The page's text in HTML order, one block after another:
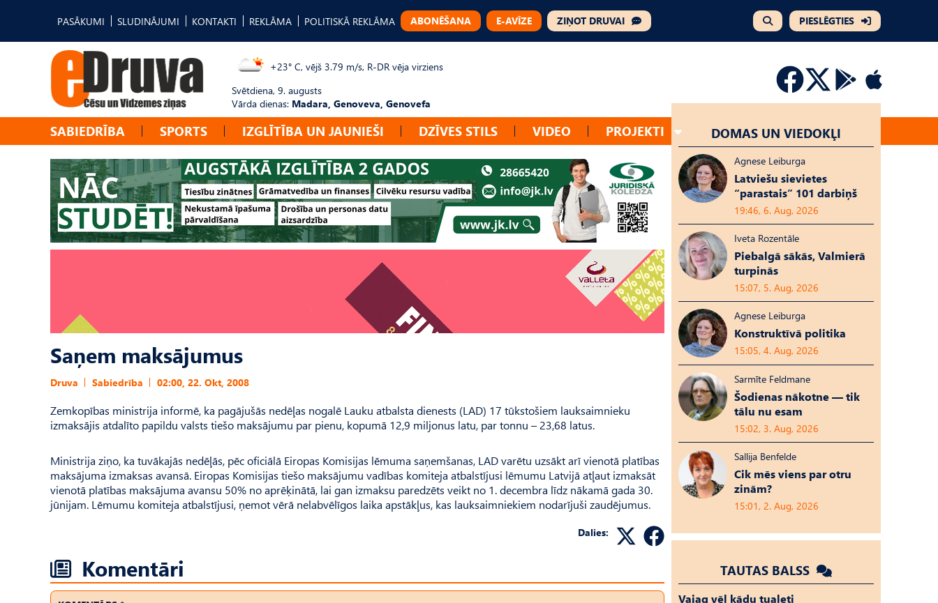
PASĀKUMI SLUDINĀJUMI KONTAKTI REKLĀMA POLITISKĀ REKLĀMA ABONĒŠANA E-AVĪZE ZIŅOT DRUVAI PIESLĒGTIES
+23° C, vējš 3.79 m/s, R-DR vēja virziens
Svētdiena, 9. augusts
Vārda dienas: Madara, Genoveva, Genovefa
SABIEDRĪBA SPORTS IZGLĪTĪBA UN JAUNIEŠI DZĪVES STILS VIDEO PROJEKTI
Saņem maksājumus
Druva Sabiedrība 02:00, 22. Okt, 2008
Zemkopības ministrija informē, ka pagājušās nedēļas nogalē Lauku atbalsta dienests (LAD) 17 tūkstošiem lauksaimnieku
izmaksājis atdalīto papildu valsts tiešo maksājumu par pienu, kopumā 12,9 miljonus latu, par tonnu – 23,68 latus.
Ministrija ziņo, ka tuvākajās nedēļās, pēc oficiālā Eiropas Komisijas lēmuma saņemšanas, LAD varētu uzsākt arī vienotā platības
maksājuma izmaksas avansā. Eiropas Komisijas tiešo maksājumu vadības komiteja atbalstījusi lēmumu Latvijā atļaut izmaksāt
vienotā platības maksājuma avansu 50% no aprēķinātā, lai gan izmaksu paredzēts veikt no 1. decembra līdz nākamā gada 30.
jūnijam. Lēmumu komiteja atbalstījusi, ņemot vērā nelabvēlīgos laika apstākļus, kas lauksaimniekiem nodarījuši zaudējumus.
Dalies:
Komentāri
DOMAS UN VIEDOKĻI
Agnese Leiburga
Latviešu sievietes
“parastais” 101 darbiņš
19:46, 6. Aug, 2026
Iveta Rozentāle
Piebalgā sākās, Valmierā
turpinās
15:07, 5. Aug, 2026
Agnese Leiburga
Konstruktīvā politika
15:05, 4. Aug, 2026
Sarmīte Feldmane
Šodienas nākotne — tik
tālu nu esam
15:02, 3. Aug, 2026
Sallija Benfelde
Cik mēs viens par otru
zinām?
15:01, 2. Aug, 2026
TAUTAS BALSS
Vajag vēl kādu tualeti